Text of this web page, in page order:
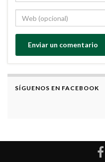
SÍGUENOS EN FACEBOOK